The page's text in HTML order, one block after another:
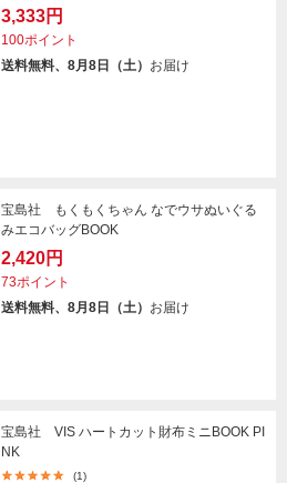
3,333円
100ポイント
送料無料、8月8日（土） お届け
宝島社 もくもくちゃん なでウサぬいぐる
みエコバッグBOOK
2,420円
73ポイント
送料無料、8月8日（土） お届け
宝島社 VIS ハートカット財布ミニBOOK PI
NK
(1)